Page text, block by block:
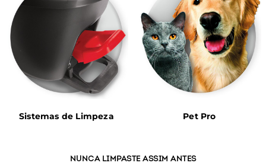
Sistemas de Limpeza Pet Pro
NUNCA LIMPASTE ASSIM ANTES